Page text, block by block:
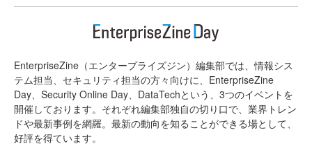
EnterpriseZine（エンタープライズジン）編集部では、情報シス
テム担当、セキュリティ担当の方々向けに、EnterpriseZine
Day、Security Online Day、DataTechという、3つのイベントを
開催しております。それぞれ編集部独自の切り口で、業界トレン
ドや最新事例を網羅。最新の動向を知ることができる場として、
好評を得ています。